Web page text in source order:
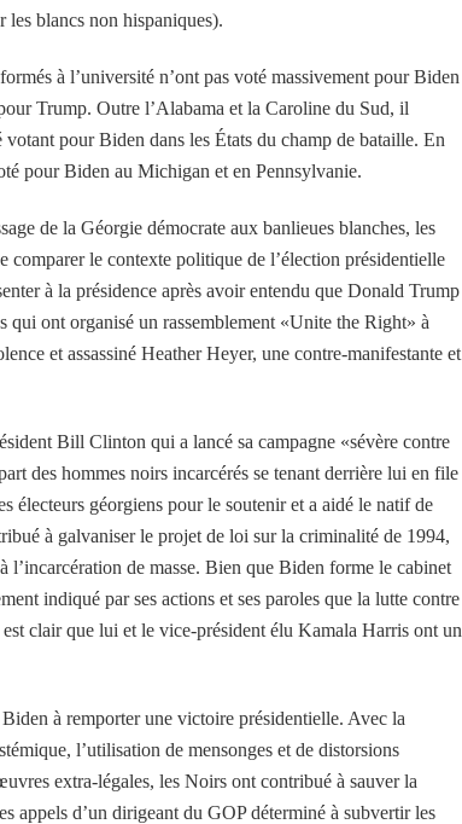
les blancs non hispaniques).
à l’université n’ont pas voté massivement pour Biden
Trump. Outre l’Alabama et la Caroline du Sud, il
pour Biden dans les États du champ de bataille. En
pour Biden au Michigan et en Pennsylvanie.
de la Géorgie démocrate aux banlieues blanches, les
comparer le contexte politique de l’élection présidentielle
à la présidence après avoir entendu que Donald Trump
qui ont organisé un rassemblement «Unite the Right» à
et assassiné Heather Heyer, une contre-manifestante et
Bill Clinton qui a lancé sa campagne «sévère contre
des hommes noirs incarcérés se tenant derrière lui en file
électeurs géorgiens pour le soutenir et a aidé le natif de
à galvaniser le projet de loi sur la criminalité de 1994,
de masse. Bien que Biden forme le cabinet
indiqué par ses actions et ses paroles que la lutte contre
clair que lui et le vice-président élu Kamala Harris ont un
à remporter une victoire présidentielle. Avec la
l’utilisation de mensonges et de distorsions
extra-légales, les Noirs ont contribué à sauver la
appels d’un dirigeant du GOP déterminé à subvertir les